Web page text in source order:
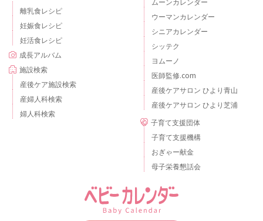
離乳食レシピ
妊娠食レシピ
妊活食レシピ
成長アルバム
施設検索
産後ケア施設検索
産婦人科検索
婦人科検索
ウーマンカレンダー
シニアカレンダー
シッテク
ヨムーノ
医師監修.com
産後ケアサロン ひより青山
産後ケアサロン ひより芝浦
子育て支援団体
子育て支援機構
おぎゃー献金
母子栄養懇話会